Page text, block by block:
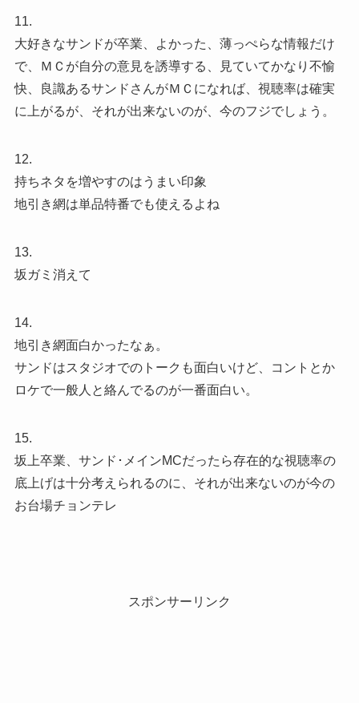
11.
大好きなサンドが卒業、よかった、薄っぺらな情報だけ
で、ＭＣが自分の意見を誘導する、見ていてかなり不愉
快、良識あるサンドさんがＭＣになれば、視聴率は確実
に上がるが、それが出来ないのが、今のフジでしょう。
12.
持ちネタを増やすのはうまい印象
地引き網は単品特番でも使えるよね
13.
坂ガミ消えて
14.
地引き網面白かったなぁ。
サンドはスタジオでのトークも面白いけど、コントとか
ロケで一般人と絡んでるのが一番面白い。
15.
坂上卒業、サンド･メインMCだったら存在的な視聴率の
底上げは十分考えられるのに、それが出来ないのが今の
お台場チョンテレ
スポンサーリンク